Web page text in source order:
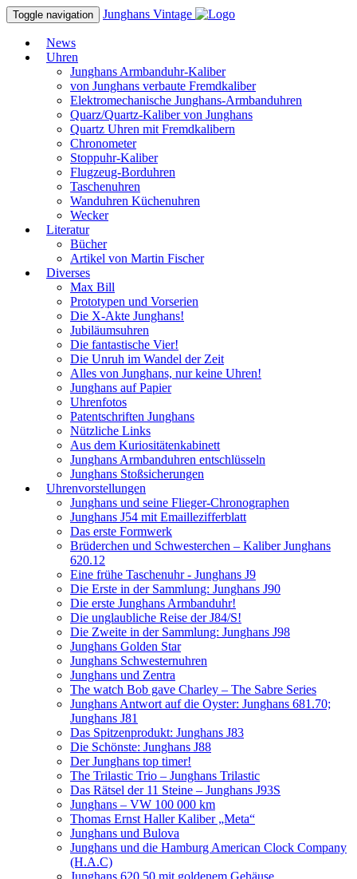
Toggle navigation Junghans Vintage
News
Uhren
Junghans Armbanduhr-Kaliber
von Junghans verbaute Fremdkaliber
Elektromechanische Junghans-Armbanduhren
Quarz/Quartz-Kaliber von Junghans
Quartz Uhren mit Fremdkalibern
Chronometer
Stoppuhr-Kaliber
Flugzeug-Borduhren
Taschenuhren
Wanduhren Küchenuhren
Wecker
Literatur
Bücher
Artikel von Martin Fischer
Diverses
Max Bill
Prototypen und Vorserien
Die X-Akte Junghans!
Jubiläumsuhren
Die fantastische Vier!
Die Unruh im Wandel der Zeit
Alles von Junghans, nur keine Uhren!
Junghans auf Papier
Uhrenfotos
Patentschriften Junghans
Nützliche Links
Aus dem Kuriositätenkabinett
Junghans Armbanduhren entschlüsseln
Junghans Stoßsicherungen
Uhrenvorstellungen
Junghans und seine Flieger-Chronographen
Junghans J54 mit Emaillezifferblatt
Das erste Formwerk
Brüderchen und Schwesterchen – Kaliber Junghans
620.12
Eine frühe Taschenuhr - Junghans J9
Die Erste in der Sammlung: Junghans J90
Die erste Junghans Armbanduhr!
Die unglaubliche Reise der J84/S!
Die Zweite in der Sammlung: Junghans J98
Junghans Golden Star
Junghans Schwesternuhren
Junghans und Zentra
The watch Bob gave Charley – The Sabre Series
Junghans Antwort auf die Oyster: Junghans 681.70;
Junghans J81
Das Spitzenprodukt: Junghans J83
Die Schönste: Junghans J88
Der Junghans top timer!
The Trilastic Trio – Junghans Trilastic
Das Rätsel der 11 Steine – Junghans J93S
Junghans – VW 100 000 km
Thomas Ernst Haller Kaliber „Meta“
Junghans und Bulova
Junghans und die Hamburg American Clock Company
(H.A.C)
Junghans 620.50 mit goldenem Gehäuse